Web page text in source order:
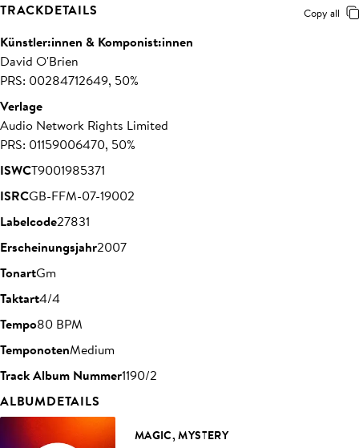
TRACKDETAILS Copy all
Künstler:innen & Komponist:innen
David O'Brien
PRS: 00284712649, 50%
Verlage
Audio Network Rights Limited
PRS: 01159006470, 50%
ISWCT9001985371
ISRCGB-FFM-07-19002
Labelcode27831
Erscheinungsjahr2007
TonartGm
Taktart4/4
Tempo80 BPM
TemponotenMedium
Track Album Nummer1190/2
ALBUMDETAILS
MAGIC, MYSTERY